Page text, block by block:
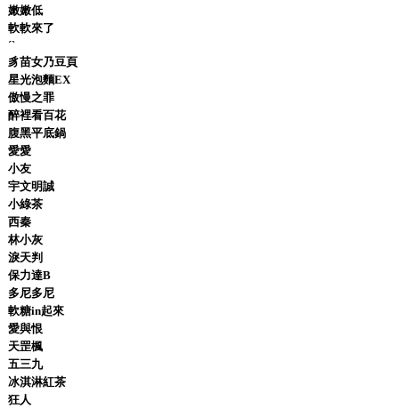
嫩嫩低
軟軟來了
ˊˋ
豸苗女乃豆頁
星光泡麵EX
傲慢之罪
醉裡看百花
腹黑平底鍋
愛愛
小友
宇文明誠
小綠茶
西秦
林小灰
淚天判
保力達B
多尼多尼
軟糖in起來
愛與恨
天罡楓
五三九
冰淇淋紅茶
狂人